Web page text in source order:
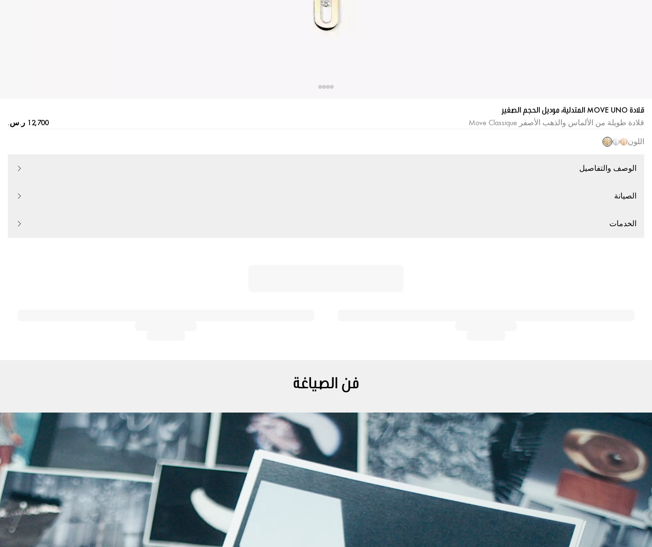
قلادة MOVE UNO المتدلية، موديل الحجم الصغير
قلادة طويلة من الألماس والذهب الأصفر Move Classique
اللون
الوصف والتفاصيل
الصيانة
الخدمات
فن الصياغة